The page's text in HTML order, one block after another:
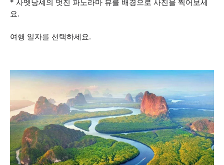
* 사멧낭셰의 멋진 파노라마 뷰를 배경으로 사진을 찍어보세
요.
여행 일자를 선택하세요.